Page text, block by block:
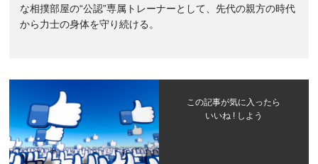
な相撲部屋の“公認”専属トレーナーとして、先代の親方の時代
から力士の身体を守り続ける。
この記事が気に入ったら
いいね ! しよう